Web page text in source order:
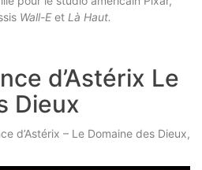
Wall-Eet Là Haut.
d’Astérix Le
Dieux
d’Astérix – Le Domaine des Dieux,